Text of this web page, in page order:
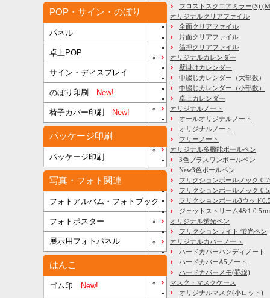
POP・サイン・のぼり
パネル
卓上POP
サイン・ディスプレイ
のぼり印刷 New!
椅子カバー印刷 New!
パッケージ印刷
パッケージ印刷
写真・フォト関連
フォトアルバム・フォトブック
フォトポスター
展示用フォトパネル
はんこ
ゴム印 New!
フロストスクエアミラー(S)
オリジナルクリアファイル
全面クリアファイル
片面クリアファイル
箔押クリアファイル
オリジナルカレンダー
壁掛けカレンダー
中綴じカレンダー（大部数）
中綴じカレンダー（小部数）
卓上カレンダー
オリジナルノート
オールオリジナルノート
オリジナルノート
フリーノート
オリジナル多機能ボールペン
3色プラスワンボールペン
New3色ボールペン
フリクションボールノック
フリクションボールノック
フリクションボール3ウッド
ジェットストリーム4&1 0.5ｍ
オリジナル蛍光ペン
フリクションライト 蛍光ペン
オリジナルカバーノート
ハードカバーハンディノート
ハードカバーA5ノート
ハードカバーメモ(罫線)
マスク・マスクケース
オリジナルマスク(小ロット)